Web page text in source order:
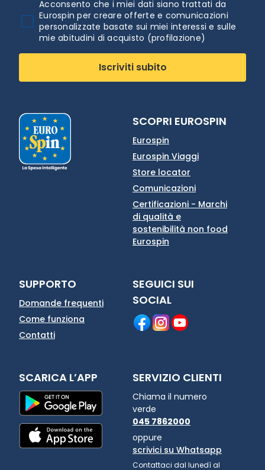
Acconsento che i miei dati siano trattati da
Eurospin per creare offerte e comunicazioni
personalizzate basate sui miei interessi e sulle
mie abitudini di acquisto (profilazione)
Iscriviti subito
SCOPRI EUROSPIN
Eurospin
Eurospin Viaggi
Store locator
Comunicazioni
Certificazioni - Marchi
di qualità e
sostenibilità non food
Eurospin
SUPPORTO
Domande frequenti
Come funziona
Contatti
SEGUICI SUI
SOCIAL
SCARICA L’APP SERVIZIO CLIENTI
Chiama il numero
verde
045 7862000
oppure
scrivici su Whatsapp
Contattaci dal lunedì al